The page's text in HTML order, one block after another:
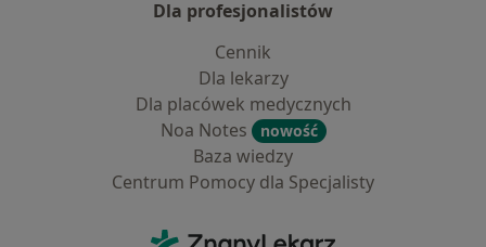
Dla profesjonalistów
Cennik
Dla lekarzy
Dla placówek medycznych
Noa Notes
nowość
Baza wiedzy
Centrum Pomocy dla Specjalisty
ZnanyLekarz - Strona główna